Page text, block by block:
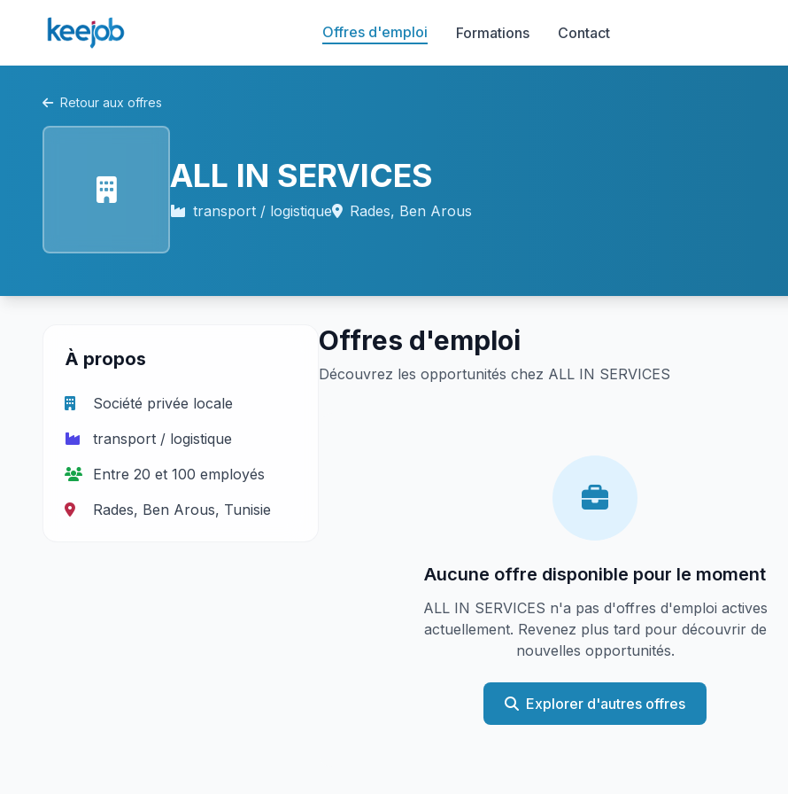
Offres d'emploi Formations Contact
Retour aux offres
ALL IN SERVICES
transport / logistique Rades, Ben Arous
À propos
Société privée locale
transport / logistique
Entre 20 et 100 employés
Rades, Ben Arous, Tunisie
Offres d'emploi
Découvrez les opportunités chez ALL IN SERVICES
Aucune offre disponible pour le moment
ALL IN SERVICES n'a pas d'offres d'emploi actives
actuellement. Revenez plus tard pour découvrir de
nouvelles opportunités.
Explorer d'autres offres